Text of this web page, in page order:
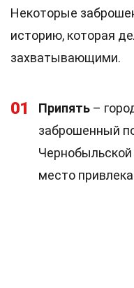
Некоторые
историю, которая
захватывающими.
01 Припять –
заброшенный
место